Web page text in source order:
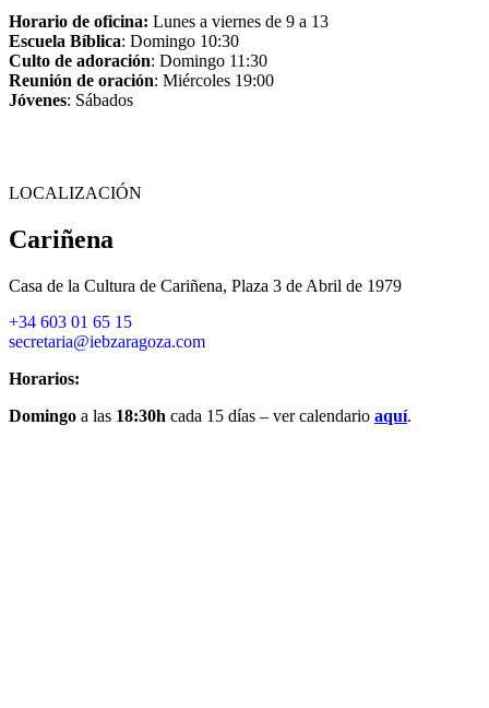
Horario de oficina: Lunes a viernes de 9 a 13
Escuela Bíblica: Domingo 10:30
Culto de adoración: Domingo 11:30
Reunión de oración: Miércoles 19:00
Jóvenes: Sábados
LOCALIZACIÓN
Cariñena
Casa de la Cultura de Cariñena, Plaza 3 de Abril de 1979
+34 603 01 65 15
secretaria@iebzaragoza.com
Horarios:
Domingo a las 18:30h cada 15 días – ver calendario aquí.